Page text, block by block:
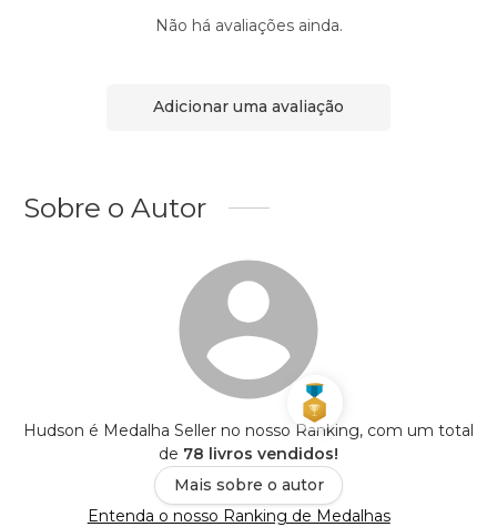
Não há avaliações ainda.
Adicionar uma avaliação
Sobre o Autor
Hudson é Medalha Seller no nosso Ranking, com um total
de 78 livros vendidos!
Mais sobre o autor
Entenda o nosso Ranking de Medalhas